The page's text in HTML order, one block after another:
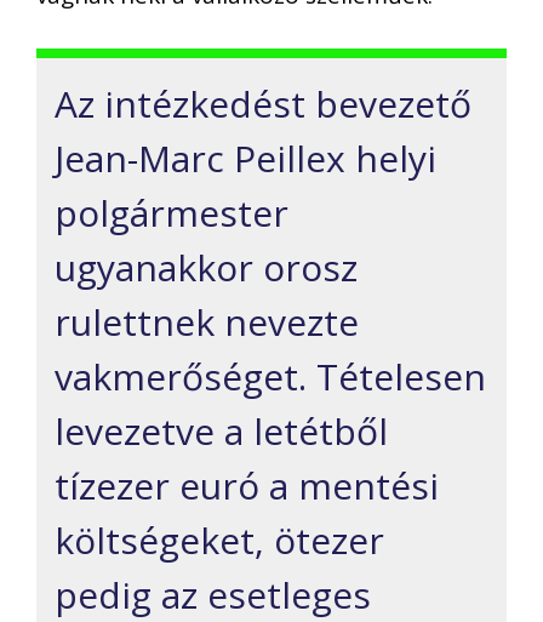
Az intézkedést bevezető
Jean-Marc Peillex helyi
polgármester
ugyanakkor orosz
rulettnek nevezte
vakmerőséget. Tételesen
levezetve a letétből
tízezer euró a mentési
költségeket, ötezer
pedig az esetleges